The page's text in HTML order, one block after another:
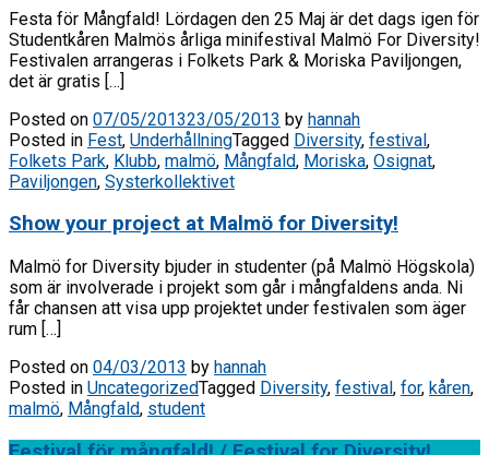
Festa för Mångfald! Lördagen den 25 Maj är det dags igen för
Studentkåren Malmös årliga minifestival Malmö For Diversity!
Festivalen arrangeras i Folkets Park & Moriska Paviljongen,
det är gratis […]
Posted on 07/05/201323/05/2013 by hannah
Posted in Fest, UnderhållningTagged Diversity, festival,
Folkets Park, Klubb, malmö, Mångfald, Moriska, Osignat,
Paviljongen, Systerkollektivet
Show your project at Malmö for Diversity!
Malmö for Diversity bjuder in studenter (på Malmö Högskola)
som är involverade i projekt som går i mångfaldens anda. Ni
får chansen att visa upp projektet under festivalen som äger
rum […]
Posted on 04/03/2013 by hannah
Posted in UncategorizedTagged Diversity, festival, for, kåren,
malmö, Mångfald, student